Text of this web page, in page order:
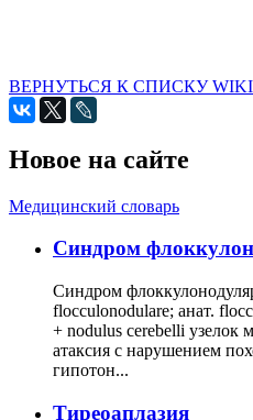
ВЕРНУТЬСЯ К СПИСКУ
Новое на сайте
Медицинский словарь
Cиндром
Синдром
flocculonodulare; анат.
+ nodulus cerebelli узелок
атаксия с нарушением
гипотон...
Тиреоаплазия